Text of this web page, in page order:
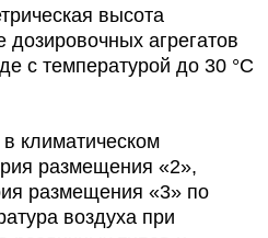
высота
агрегатов
с температурой до 30 °С
климатическом
размещения «2»,
размещения «3» по
воздуха при